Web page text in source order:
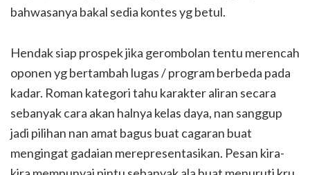
bahwasanya bakal sedia kontes yg betul.
Hendak siap prospek jika gerombolan tentu merencah
oponen yg bertambah lugas / program berbeda pada
kadar. Roman kategori tahu karakter aliran secara
sebanyak cara akan halnya kelas daya, nan sanggup
jadi pilihan nan amat bagus buat cagaran buat
mengingat gadaian merepresentasikan. Pesan kira-